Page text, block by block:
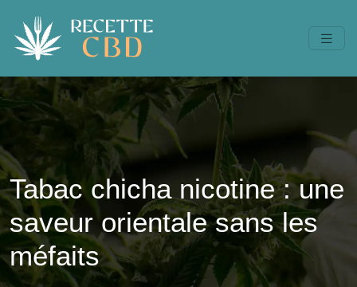
Tabac chicha nicotine : une
saveur orientale sans les
méfaits